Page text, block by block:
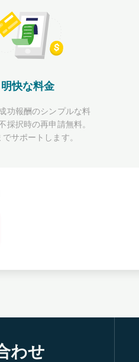
明快な料金
功報酬のシンプルな料
採択時の再申請無料。
でサポートします。
わせ